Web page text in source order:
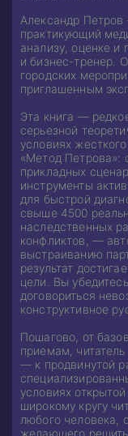
Александр Петров
практикующий
анализу, оценке и
и бизнес-тренер.
городских
приглашенным
Эта книга —
серьезной
условиях
«Метод Петрова»:
прикладных
инструменты
для быстрой
свыше 4500
наследственных
конфликтов, —
выстраиванию
результат
цели. Вы
договориться
конструктивное
Пошагово, от
приемам, читатель
— к продвинутой
условиях
широкому кругу
любого человека,
желающего решить